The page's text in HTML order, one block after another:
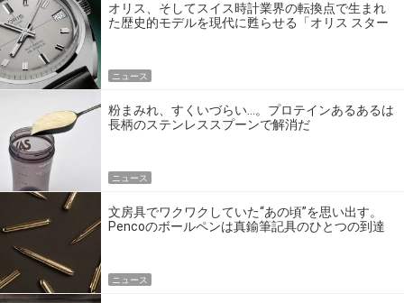
オリス、そしてスイス時計業界の転換点で生まれ
た歴史的モデルを現代に甦らせる「オリス スター
ニュース
粉まみれ、すくいづらい…。プロテインあるあるは
長柄のステンレススプーンで解消だ
ニュース
文房具でワクワクしていた“あの頃”を思い出す。
Pencoのボールペンは真鍮筆記具のひとつの到達
ニュース